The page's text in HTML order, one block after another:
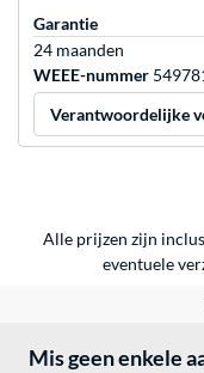
Garantie
24 maanden
WEEE-nummer
Verantwoordelijke
Alle prijzen zijn
eventuele
Mis geen enkele